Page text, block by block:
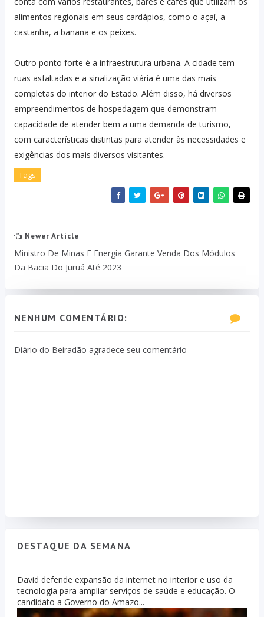
alimentos regionais em seus cardápios, como o açaí, a
castanha, a banana e os peixes.
Outro ponto forte é a infraestrutura urbana. A cidade tem
ruas asfaltadas e a sinalização viária é uma das mais
completas do interior do Estado. Além disso, há diversos
empreendimentos de hospedagem que demonstram
capacidade de atender bem a uma demanda de turismo,
com características distintas para atender às necessidades e
exigências dos mais diversos visitantes.
Tags
Newer Article
Ministro De Minas E Energia Garante Venda Dos Módulos
Da Bacia Do Juruá Até 2023
NENHUM COMENTÁRIO:
Diário do Beiradão agradece seu comentário
DESTAQUE DA SEMANA
David defende expansão da internet no interior e uso da
tecnologia para ampliar serviços de saúde e educação. O
candidato a Governo do Amazo...